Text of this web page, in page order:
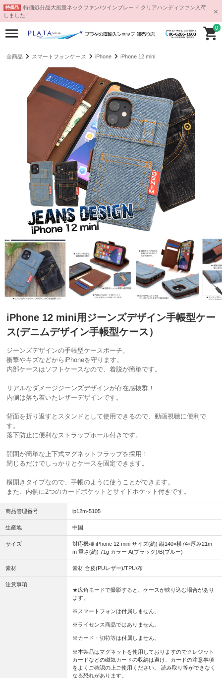
特価品
特価処分品大風量ネックファン/ツインブレード クリアハンディファン入荷
しました！
0
全商品 スマートフォンケース iPhone iPhone 12 mini
iPhone 12 mini用ジーンズデザイン手帳型ケー
ス(デニムデザイン手帳型ケース）
ジーンズデザインの手帳型ケースポーチ。
衝撃やキズなどからiPhoneを守ります。
内部ケースはソフトケースなので、着脱が簡単です。
リアルなダメージジーンズデザインが存在感抜群！
内側は落ち着いたレザーデザインです。
背面を折り返すとスタンドとして使用できるので、動画視聴に便利で
す。
落下防止に便利なストラップホール付きです。
開閉が簡単な上下式マグネットフラップを採用！
閉じるだけでしっかりとケースを固定できます。
横開きタイプなので、手帳のように使うことができます。
また、内側に2つのカードポケットとサイドポケット付きです。
商品管理番号 ip12m-5105
生産地 中国
サイズ
対応機種 iPhone 12 mini サイズ(約) 縦140×横74×厚み21m
m 重さ(約) 71g カラー A(ブラック)/B(ブルー)
素材 素材 合皮(PUレザー)/TPU/布
注意事項
★広角モードで撮影すると、ケースが映り込む場合があり
ます。
※スマートフォンは付属しません。
※ライセンス商品ではありません。
※カード・切符等は付属しません。
※本製品はマグネットを使用しておりますのでクレジット
カードなどの磁気カードの収納は避け、カードの注意事項
をよくご確認の上ご使用ください。 読み取り等ができなく
なる恐れがあります。